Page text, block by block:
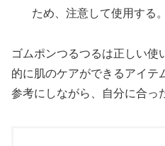
ため、注意して使用する。
ゴムポンつるつるは正しい使
的に肌のケアができるアイテ
参考にしながら、自分に合っ